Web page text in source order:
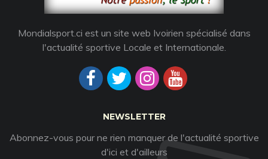
Mondialsport.ci est un site web Ivoirien spécialisé dans
l'actualité sportive Locale et Internationale.
NEWSLETTER
Abonnez-vous pour ne rien manquer de l'actualité sportive
d'ici et d'ailleurs